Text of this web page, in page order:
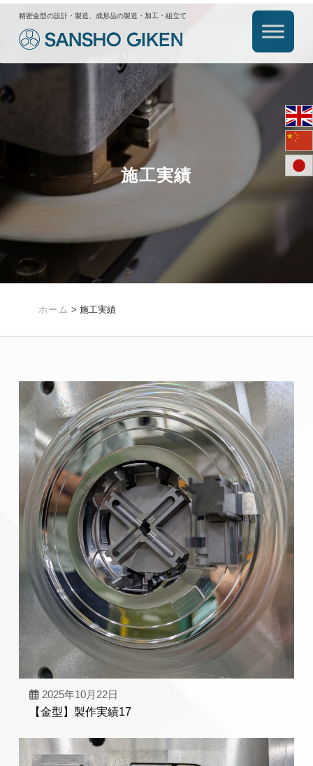
精密金型の設計・製造、成形品の製造・加工・組立て
施工実績
ホーム > 施工実績
2025年10月22日
【金型】製作実績17